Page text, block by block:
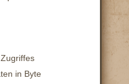
in Byte